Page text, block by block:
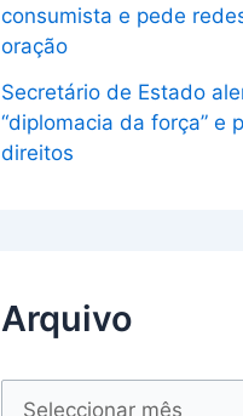
consumista e pede
oração
Secretário de Estado
“diplomacia da força” e
direitos
Arquivo